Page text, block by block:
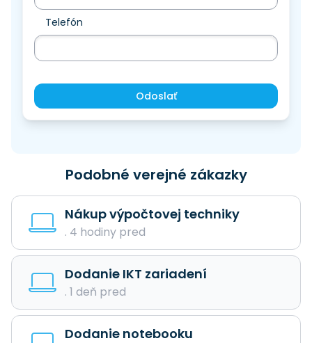
Telefón
Odoslať
Podobné verejné zákazky
Nákup výpočtovej techniky
. 4 hodiny pred
Dodanie IKT zariadení
. 1 deň pred
Dodanie notebooku